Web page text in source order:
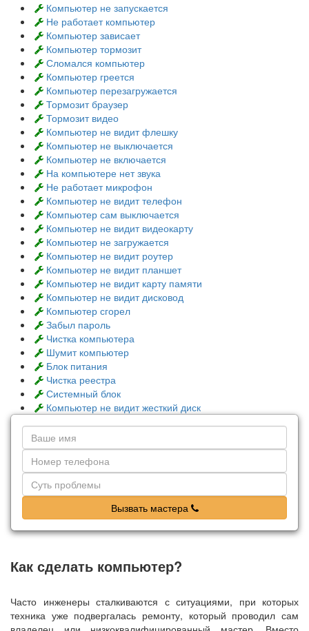
Компьютер не запускается
Не работает компьютер
Компьютер зависает
Компьютер тормозит
Сломался компьютер
Компьютер греется
Компьютер перезагружается
Тормозит браузер
Тормозит видео
Компьютер не видит флешку
Компьютер не выключается
Компьютер не включается
На компьютере нет звука
Не работает микрофон
Компьютер не видит телефон
Компьютер сам выключается
Компьютер не видит видеокарту
Компьютер не загружается
Компьютер не видит роутер
Компьютер не видит планшет
Компьютер не видит карту памяти
Компьютер не видит дисковод
Компьютер сгорел
Забыл пароль
Чистка компьютера
Шумит компьютер
Блок питания
Чистка реестра
Системный блок
Компьютер не видит жесткий диск
Вызвать мастера
Как сделать компьютер?
Часто инженеры сталкиваются с ситуациями, при которых
техника уже подвергалась ремонту, который проводил сам